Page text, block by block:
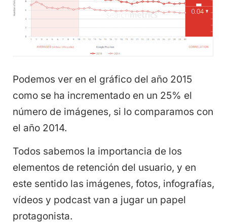
Podemos ver en el gráfico del año 2015
como se ha incrementado en un 25% el
número de imágenes, si lo comparamos con
el año 2014.
Todos sabemos la importancia de los
elementos de retención del usuario, y en
este sentido las imágenes, fotos, infografías,
vídeos y podcast van a jugar un papel
protagonista.